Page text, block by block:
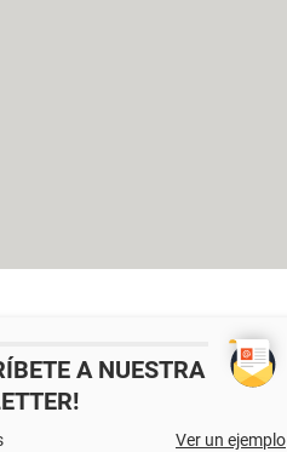
A NUESTRA
Ver un ejemplo